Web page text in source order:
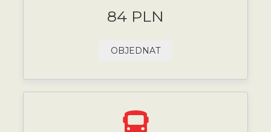
84 PLN
OBJEDNAT